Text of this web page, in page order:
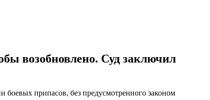
возобновлено. Суд заключил
боевых припасов, без предусмотренного законом